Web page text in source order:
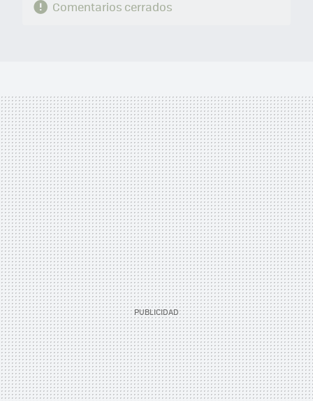
Comentarios cerrados